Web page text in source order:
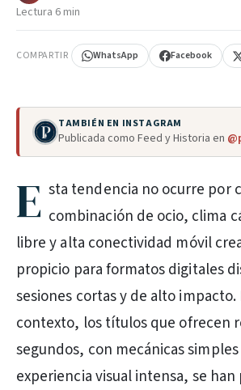
Lectura 6 min
COMPARTIR WhatsApp Facebook
TAMBIÉN EN INSTAGRAM
Publicada como Feed y Historia en
E sta tendencia no ocurre por
combinación de ocio, clima
libre y alta conectividad móvil
propicio para formatos digitales
sesiones cortas y de alto impacto.
contexto, los títulos que ofrecen
segundos, con mecánicas simples
experiencia visual intensa, se